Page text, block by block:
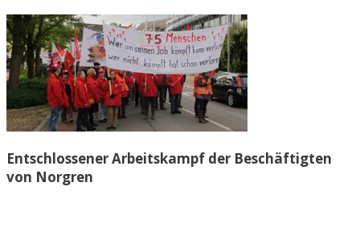
Entschlossener Arbeitskampf der Beschäftigten
von Norgren